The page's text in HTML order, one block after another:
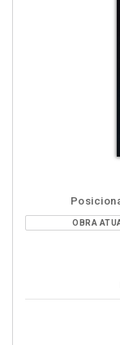
OBRA